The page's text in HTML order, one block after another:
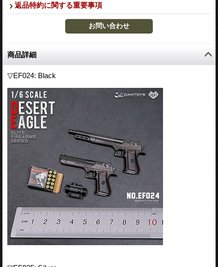
返品特約に関する重要事項
商品詳細
▽EF024: Black